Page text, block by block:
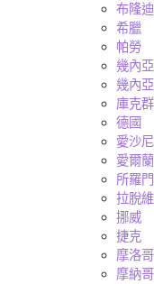
布隆迪
希臘
帕勞
幾內亞
幾內
庫克
德國
愛沙
愛爾蘭
所羅
拉脫
挪威
捷克
摩洛哥
摩納哥